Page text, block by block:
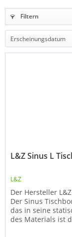
Filtern
L&Z Sinus L
L&Z
Der Hersteller
Der Sinus
das in seine
des Materials ist